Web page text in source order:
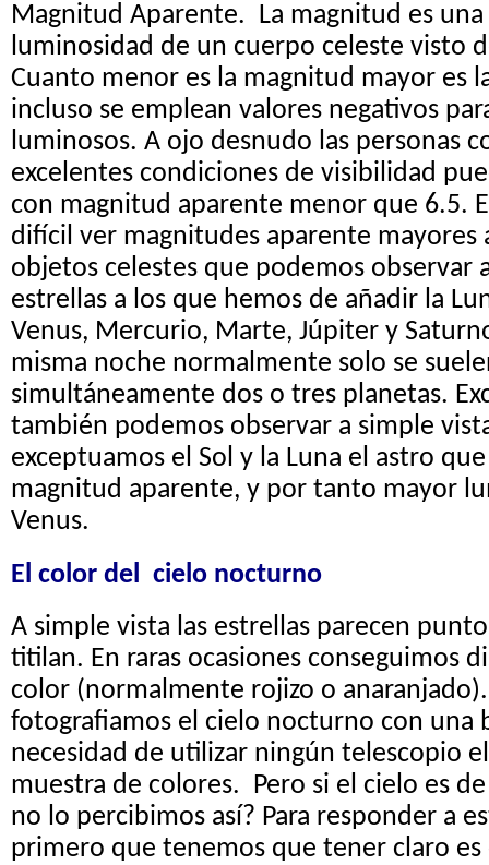
Magnitud Aparente. La magnitud es
luminosidad de un cuerpo celeste visto
Cuanto menor es la magnitud mayor es
incluso se emplean valores negativos
luminosos. A ojo desnudo las personas
excelentes condiciones de visibilidad
con magnitud aparente menor que 6.5.
difícil ver magnitudes aparente mayores
objetos celestes que podemos observar
estrellas a los que hemos de añadir la
Venus, Mercurio, Marte, Júpiter y
misma noche normalmente solo se
simultáneamente dos o tres planetas.
también podemos observar a simple
exceptuamos el Sol y la Luna el astro
magnitud aparente, y por tanto mayor
Venus.
El color del cielo nocturno
A simple vista las estrellas parecen
titilan. En raras ocasiones conseguimos
color (normalmente rojizo o
fotografiamos el cielo nocturno con una
necesidad de utilizar ningún telescopio
muestra de colores. Pero si el cielo es
no lo percibimos así? Para responder a
primero que tenemos que tener claro es